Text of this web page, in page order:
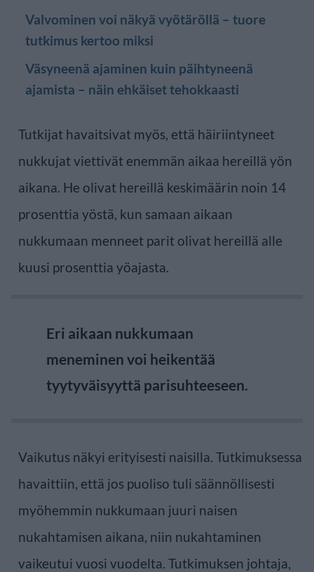
Valvominen voi näkyä vyötäröllä – tuore
tutkimus kertoo miksi
Väsyneenä ajaminen kuin päihtyneenä
ajamista – näin ehkäiset tehokkaasti
Tutkijat havaitsivat myös, että häiriintyneet
nukkujat viettivät enemmän aikaa hereillä yön
aikana. He olivat hereillä keskimäärin noin 14
prosenttia yöstä, kun samaan aikaan
nukkumaan menneet parit olivat hereillä alle
kuusi prosenttia yöajasta.
Eri aikaan nukkumaan
meneminen voi heikentää
tyytyväisyyttä parisuhteeseen.
Vaikutus näkyi erityisesti naisilla. Tutkimuksessa
havaittiin, että jos puoliso tuli säännöllisesti
myöhemmin nukkumaan juuri naisen
nukahtamisen aikana, niin nukahtaminen
vaikeutui vuosi vuodelta. Tutkimuksen johtaja,